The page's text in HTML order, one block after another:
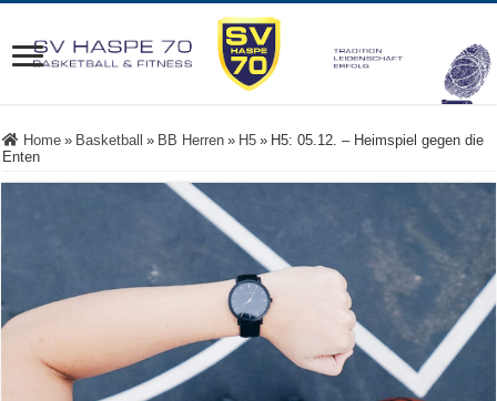
Home » Basketball » BB Herren » H5 » H5: 05.12. – Heimspiel gegen die
Enten